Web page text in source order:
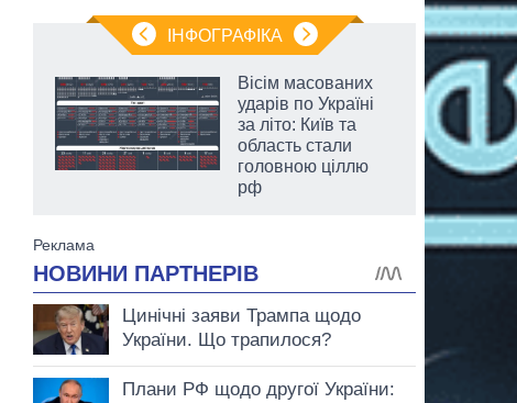
ІНФОГРАФІКА
Вісім масованих
ударів по Україні
за літо: Київ та
область стали
головною ціллю
рф